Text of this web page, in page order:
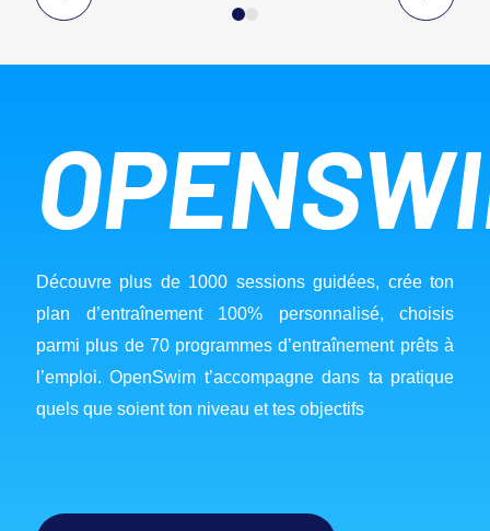
Découvre plus de 1000 sessions guidées, crée ton
plan d’entraînement 100% personnalisé, choisis
parmi plus de 70 programmes d’entraînement prêts à
l’emploi. OpenSwim t’accompagne dans ta pratique
quels que soient ton niveau et tes objectifs